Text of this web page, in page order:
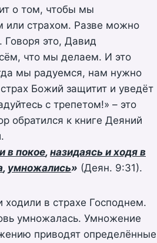
о том, чтобы мы
или страхом. Разве можно
это, Давид
что мы делаем. И это
мы радуемся, нам нужно
Божий защитит и уведёт
с трепетом!» – это
обратился к книге Деяний
в покое, назидаясь и ходя в
, умножались» (Деян. 9:31).
в страхе Господнем.
умножалась. Умножение
приводят определённые